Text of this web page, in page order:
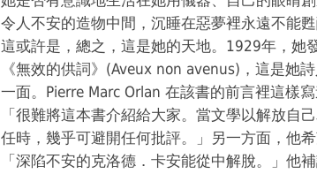
令人不安的造物中間，沉睡在惡夢裡永遠不能甦
這或許是，總之，這是她的天地。1929年，她
《無效的供詞》(Aveux non avenus)，這是她
一面。Pierre Marc Orlan 在該書的前言裡這樣寫
「很難將這本書介紹給大家。當文學以解放自
任時，幾乎可避開任何批評。」另一方面，他
「深陷不安的克洛德．卡安能從中解脫。」他